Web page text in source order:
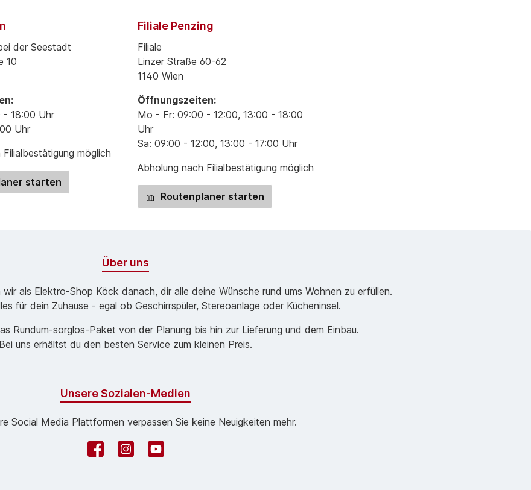
der Seestadt
10
18:00 Uhr
Uhr
möglich
starten
Filiale Penzing
Filiale
Linzer Straße 60-62
1140 Wien
Öffnungszeiten:
Mo - Fr: 09:00 - 12:00, 13:00 - 18:00
Uhr
Sa: 09:00 - 12:00, 13:00 - 17:00 Uhr
Abholung nach Filialbestätigung möglich
Routenplaner starten
Über uns
als Elektro-Shop Köck danach, dir alle deine Wünsche rund ums Wohnen zu erfüllen.
für dein Zuhause - egal ob Geschirrspüler, Stereoanlage oder Kücheninsel.
Rund­um-sorg­los-Pa­ket von der Planung bis hin zur Lieferung und dem Einbau.
Bei uns erhältst du den besten Service zum kleinen Preis.
Unsere Sozialen-Medien
Social Media Plattformen verpassen Sie keine Neuigkeiten mehr.
FacebookInstagramYouTube